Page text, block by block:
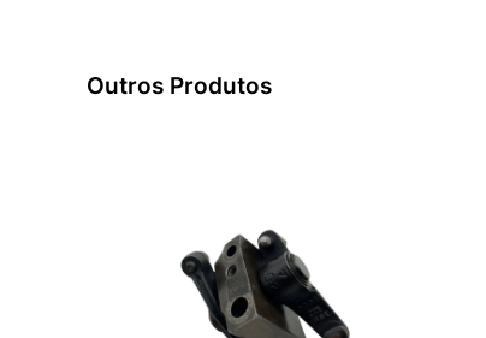
Outros Produtos